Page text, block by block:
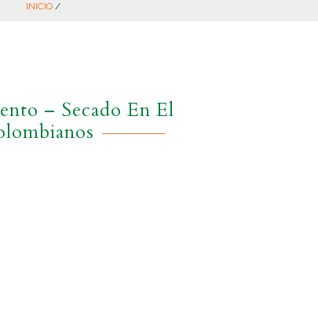
INICIO /
– Secado En El